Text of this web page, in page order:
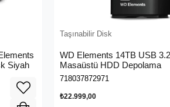
Siyah
Taşınabilir Disk
WD Elements 14TB USB
Masaüstü HDD Depolama
718037872971
₺22.999,00